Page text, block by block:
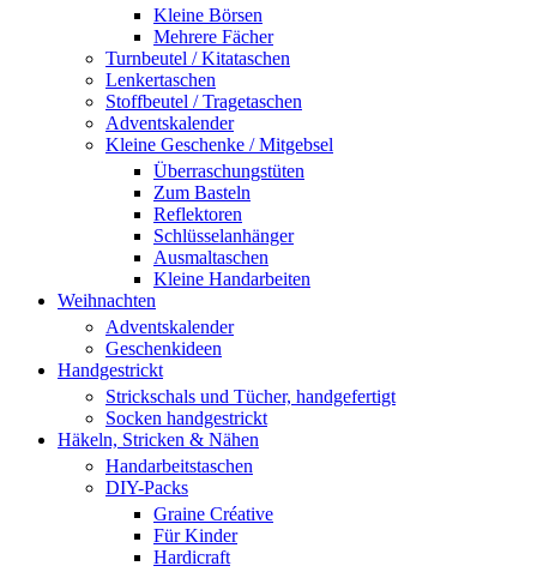
Kleine Börsen
Mehrere Fächer
Turnbeutel / Kitataschen
Lenkertaschen
Stoffbeutel / Tragetaschen
Adventskalender
Kleine Geschenke / Mitgebsel
Überraschungstüten
Zum Basteln
Reflektoren
Schlüsselanhänger
Ausmaltaschen
Kleine Handarbeiten
Weihnachten
Adventskalender
Geschenkideen
Handgestrickt
Strickschals und Tücher, handgefertigt
Socken handgestrickt
Häkeln, Stricken & Nähen
Handarbeitstaschen
DIY-Packs
Graine Créative
Für Kinder
Hardicraft